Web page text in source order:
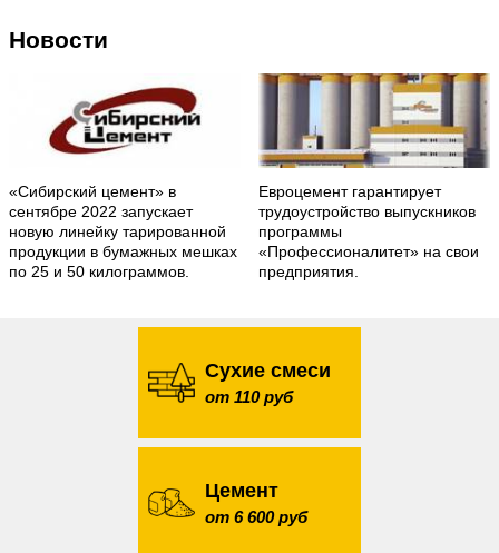
Новости
«Сибирский цемент» в
сентябре 2022 запускает
новую линейку тарированной
продукции в бумажных мешках
по 25 и 50 килограммов.
Евроцемент гарантирует
трудоустройство выпускников
программы
«Профессионалитет» на свои
предприятия.
Сухие смеси
от 110 руб
Цемент
от 6 600 руб